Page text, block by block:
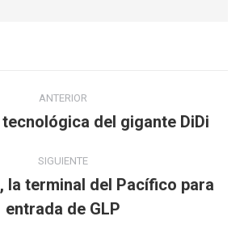
ANTERIOR
Publicación
del gigante DiDi
SIGUIENTE
siguiente:
la terminal del Pacífico para
entrada de GLP